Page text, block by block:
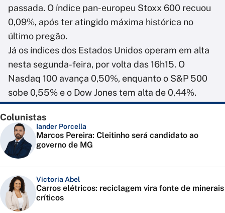
passada. O índice pan-europeu Stoxx 600 recuou
0,09%, após ter atingido máxima histórica no
último pregão.
Já os índices dos Estados Unidos operam em alta
nesta segunda-feira, por volta das 16h15. O
Nasdaq 100 avança 0,50%, enquanto o S&P 500
sobe 0,55% e o Dow Jones tem alta de 0,44%.
Colunistas
Iander Porcella
Marcos Pereira: Cleitinho será candidato ao
governo de MG
Victoria Abel
Carros elétricos: reciclagem vira fonte de minerais
críticos